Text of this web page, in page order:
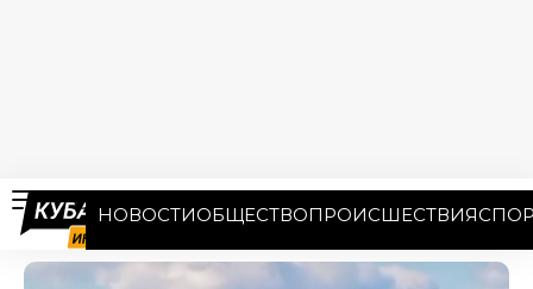
НОВОСТИОБЩЕСТВОПРОИСШЕСТВИЯ